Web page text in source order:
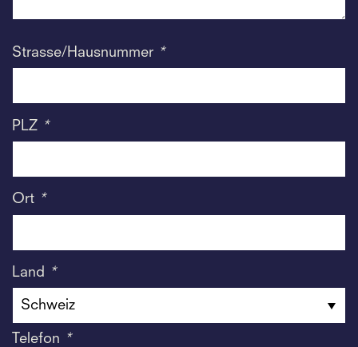
Strasse/Hausnummer *
PLZ *
Ort *
Land *
Telefon *